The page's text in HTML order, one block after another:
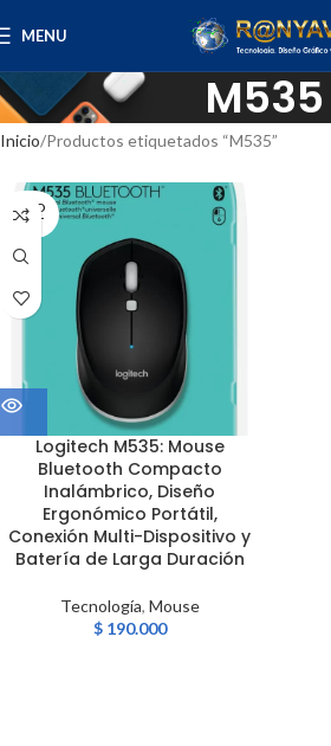
MENU
M535
Inicio Productos etiquetados “M535”
SOLD
OUT
Logitech M535: Mouse
Bluetooth Compacto
Inalámbrico, Diseño
Ergonómico Portátil,
Conexión Multi-Dispositivo y
Batería de Larga Duración
Tecnología, Mouse
$190.000